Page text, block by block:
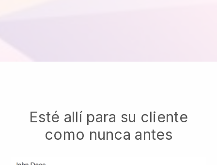
Esté allí para su cliente
como nunca antes